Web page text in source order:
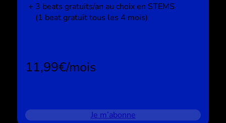
3 beats gratuits/an au choix en STEMS
(1 beat gratuit tous les 4 mois)
11,99€/mois
Je m’abonne